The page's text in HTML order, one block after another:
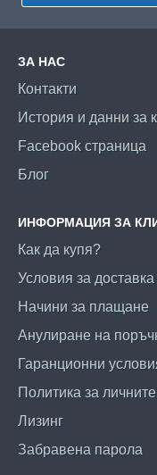
ЗА НАС
Контакти
История и данни за
Facebook страница
Блог
ИНФОРМАЦИЯ ЗА
Как да купя?
Условия за доставка
Начини за плащане
Анулиране на
Гаранционни
Политика за
Лизинг
Забравена парола